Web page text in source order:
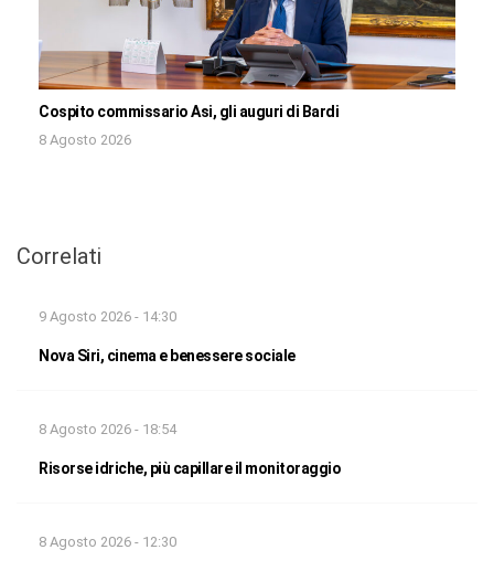
Cospito commissario Asi, gli auguri di Bardi
8 Agosto 2026
Correlati
9 Agosto 2026 - 14:30
Nova Siri, cinema e benessere sociale
8 Agosto 2026 - 18:54
Risorse idriche, più capillare il monitoraggio
8 Agosto 2026 - 12:30